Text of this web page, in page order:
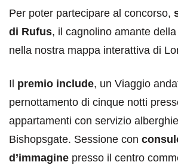
Per poter partecipare al concorso,
di Rufus, il cagnolino amante
nella nostra mappa interattiva di
Il premio include, un Viaggio
pernottamento di cinque notti
appartamenti con servizio
Bishopsgate. Sessione con
d’immagine presso il centro